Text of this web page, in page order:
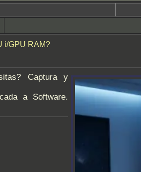
i/GPU RAM?
Captura y
a Software.